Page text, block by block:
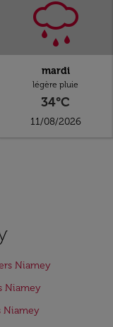
mardi
légère pluie
34°C
11/08/2026
Niamey
Niamey
Niamey